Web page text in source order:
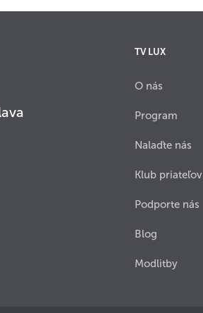
TV LUX
O nás
Program
Nalaďte nás
Klub priateľov
Podporte nás
Blog
Modlitby